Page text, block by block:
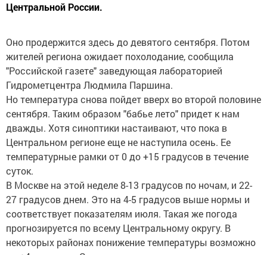
Центральной России.
Оно продержится здесь до девятого сентября. Потом
жителей региона ожидает похолодание, сообщила
"Российской газете" заведующая лабораторией
Гидрометцентра Людмила Паршина.
Но температура снова пойдет вверх во второй половине
сентября. Таким образом "бабье лето" придет к нам
дважды. Хотя синоптики настаивают, что пока в
Центральном регионе еще не наступила осень. Ее
температурные рамки от 0 до +15 градусов в течение
суток.
В Москве на этой неделе 8-13 градусов по ночам, и 22-
27 градусов днем. Это на 4-5 градусов выше нормы и
соответствует показателям июля. Такая же погода
прогнозируется по всему Центральному округу. В
некоторых районах понижение температуры возможно